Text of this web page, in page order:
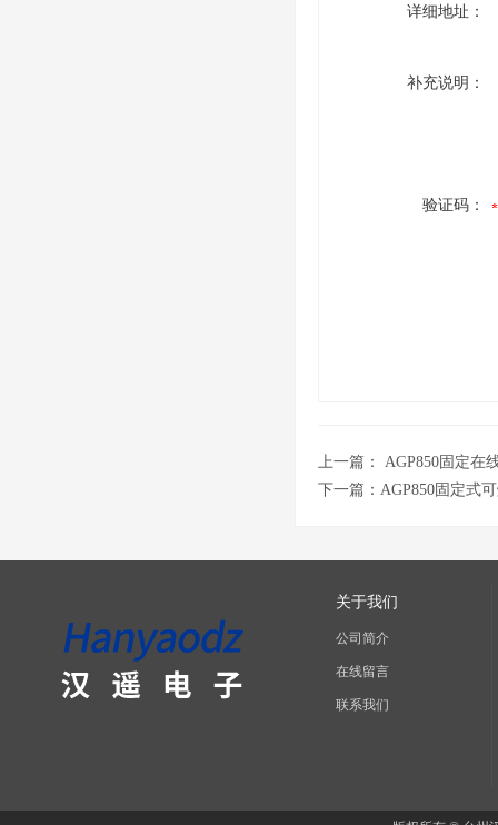
详细地址：
补充说明：
验证码：
上一篇： AGP850固定在
下一篇： AGP850固定式
关于我们
公司简介
在线留言
联系我们